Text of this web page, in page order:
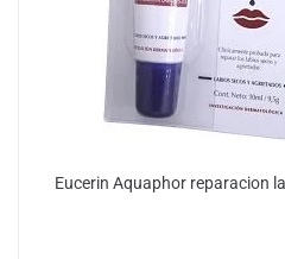
Eucerin Aquaphor reparacion